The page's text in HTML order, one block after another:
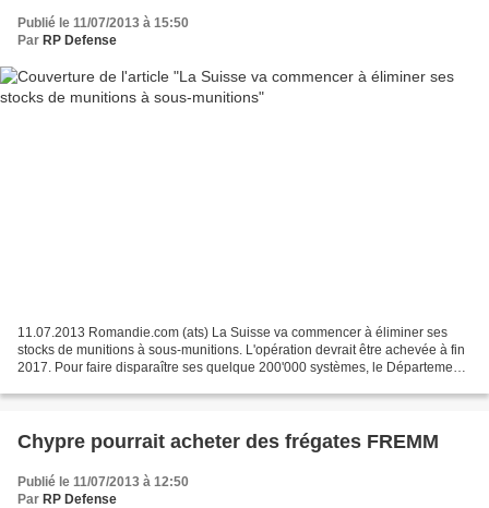
Publié le 11/07/2013 à 15:50
Par RP Defense
11.07.2013 Romandie.com (ats) La Suisse va commencer à éliminer ses
stocks de munitions à sous-munitions. L'opération devrait être achevée à fin
2017. Pour faire disparaître ses quelque 200'000 systèmes, le Département
Chypre pourrait acheter des frégates FREMM
Publié le 11/07/2013 à 12:50
Par RP Defense